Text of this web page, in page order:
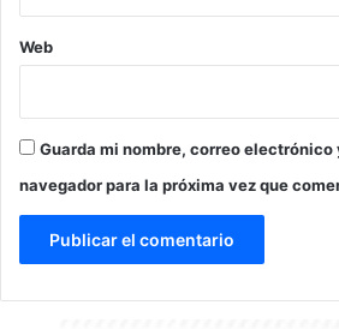
Web
Guarda mi nombre, correo electrónico
navegador para la próxima vez que